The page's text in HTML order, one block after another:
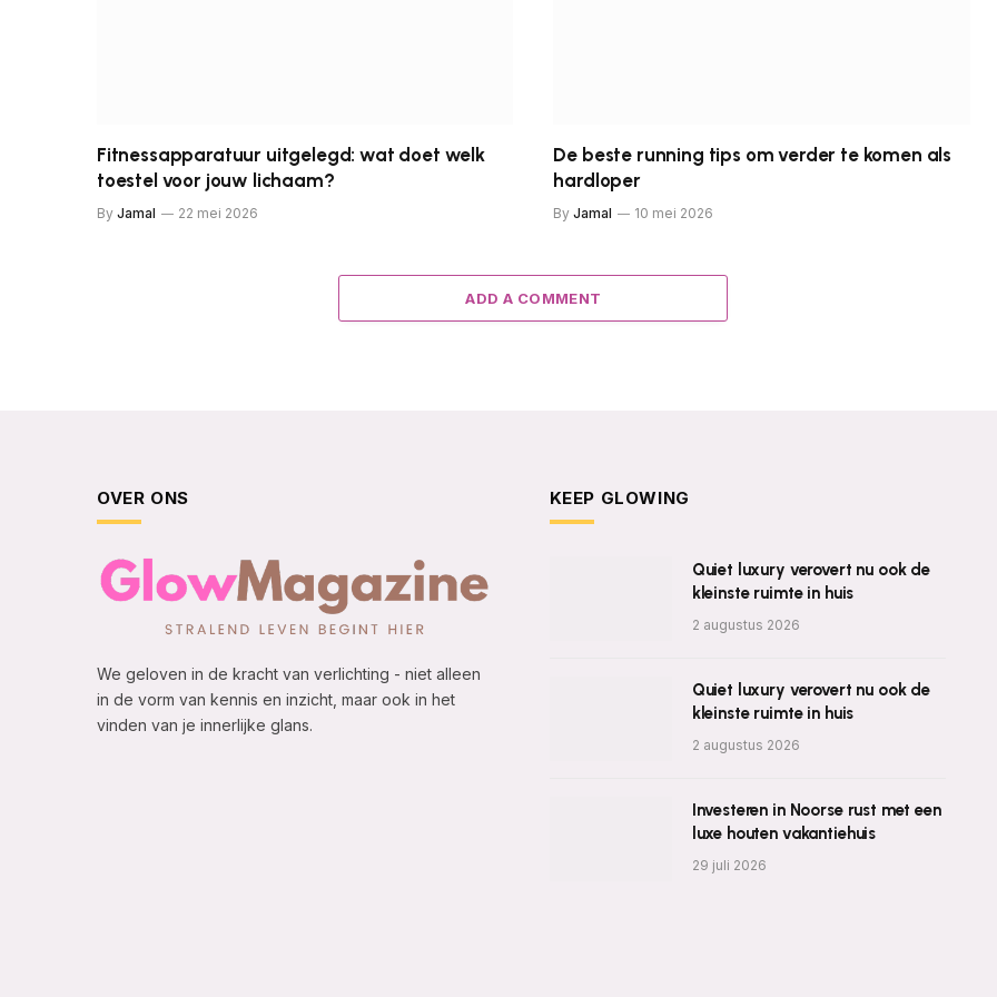
Fitnessapparatuur uitgelegd: wat doet welk
toestel voor jouw lichaam?
By Jamal 22 mei 2026
De beste running tips om verder te komen als
hardloper
By Jamal 10 mei 2026
ADD A COMMENT
OVER ONS
We geloven in de kracht van verlichting - niet alleen
in de vorm van kennis en inzicht, maar ook in het
vinden van je innerlijke glans.
KEEP GLOWING
Quiet luxury verovert nu ook de
kleinste ruimte in huis
2 augustus 2026
Quiet luxury verovert nu ook de
kleinste ruimte in huis
2 augustus 2026
Investeren in Noorse rust met een
luxe houten vakantiehuis
29 juli 2026